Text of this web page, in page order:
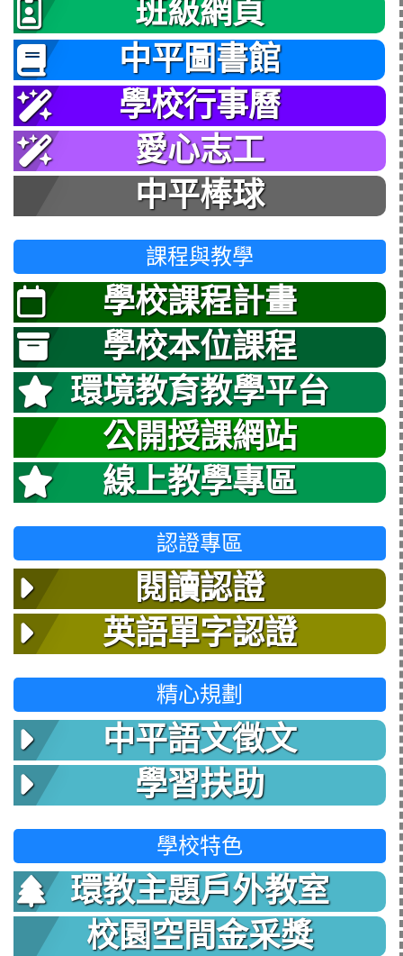
班級網頁
中平圖書館
學校行事曆
愛心志工
中平棒球
課程與教學
學校課程計畫
學校本位課程
環境教育教學平台
公開授課網站
線上教學專區
認證專區
閱讀認證
英語單字認證
精心規劃
中平語文徵文
學習扶助
學校特色
環教主題戶外教室
校園空間金采獎